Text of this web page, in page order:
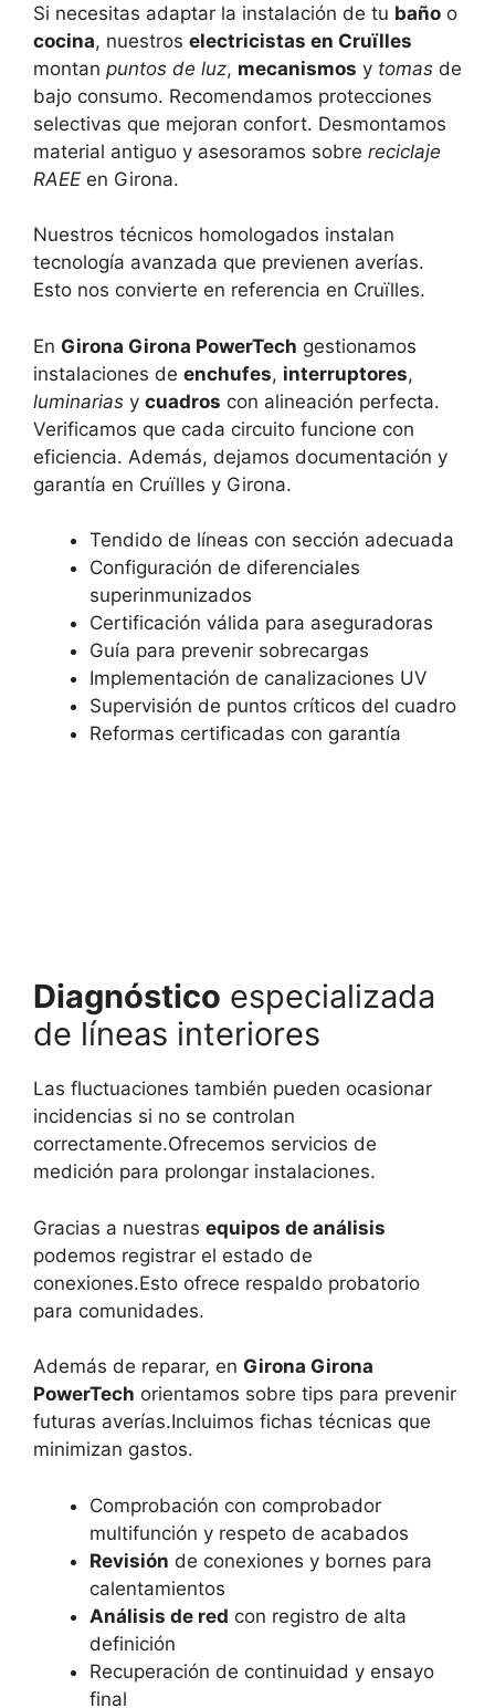
Si necesitas adaptar la instalación de tu baño o
cocina, nuestros electricistas en Cruïlles
montan puntos de luz, mecanismos y tomas de
bajo consumo. Recomendamos protecciones
selectivas que mejoran confort. Desmontamos
material antiguo y asesoramos sobre reciclaje
RAEE en Girona.
Nuestros técnicos homologados instalan
tecnología avanzada que previenen averías.
Esto nos convierte en referencia en Cruïlles.
En Girona Girona PowerTech gestionamos
instalaciones de enchufes, interruptores,
luminarias y cuadros con alineación perfecta.
Verificamos que cada circuito funcione con
eficiencia. Además, dejamos documentación y
garantía en Cruïlles y Girona.
Tendido de líneas con sección adecuada
Configuración de diferenciales
superinmunizados
Certificación válida para aseguradoras
Guía para prevenir sobrecargas
Implementación de canalizaciones UV
Supervisión de puntos críticos del cuadro
Reformas certificadas con garantía
Diagnóstico especializada
de líneas interiores
Las fluctuaciones también pueden ocasionar
incidencias si no se controlan
correctamente.Ofrecemos servicios de
medición para prolongar instalaciones.
Gracias a nuestras equipos de análisis
podemos registrar el estado de
conexiones.Esto ofrece respaldo probatorio
para comunidades.
Además de reparar, en Girona Girona
PowerTech orientamos sobre tips para prevenir
futuras averías.Incluimos fichas técnicas que
minimizan gastos.
Comprobación con comprobador
multifunción y respeto de acabados
Revisión de conexiones y bornes para
calentamientos
Análisis de red con registro de alta
definición
Recuperación de continuidad y ensayo
final